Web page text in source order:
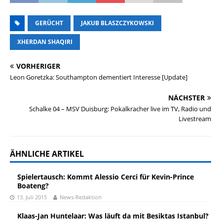
GERÜCHT JAKUB BLASZCZYKOWSKI
XHERDAN SHAQIRI
VORHERIGER
Leon Goretzka: Southampton dementiert Interesse [Update]
NÄCHSTER
Schalke 04 – MSV Duisburg: Pokalkracher live im TV, Radio und
Livestream
ÄHNLICHE ARTIKEL
Spielertausch: Kommt Alessio Cerci für Kevin-Prince
Boateng?
13. Juli 2015 News-Redaktion
Klaas-Jan Huntelaar: Was läuft da mit Besiktas Istanbul?